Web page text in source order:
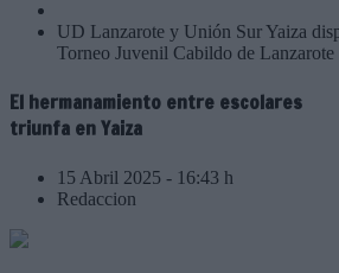
UD Lanzarote y Unión Sur Yaiza
Torneo Juvenil Cabildo de Lanzarote
El hermanamiento entre escolares
triunfa en Yaiza
15 Abril 2025 - 16:43 h
Redaccion